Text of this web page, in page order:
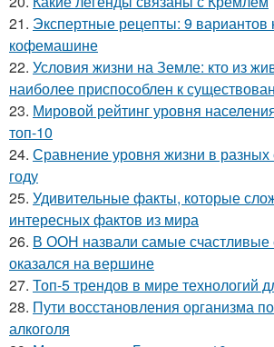
21. Экспертные рецепты: 9 вариантов
кофемашине
22. Условия жизни на Земле: кто из
наиболее приспособлен к
23. Мировой рейтинг уровня
топ-10
24. Сравнение уровня жизни в разных
году
25. Удивительные факты, которые
интересных фактов из мира
26. В ООН назвали самые счастливые
оказался на вершине
27. Топ-5 трендов в мире технологий
28. Пути восстановления организма
алкоголя